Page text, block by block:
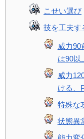
こせい選び
技を工夫す
威力90
は90以
威力
ける、
特殊な
状態異